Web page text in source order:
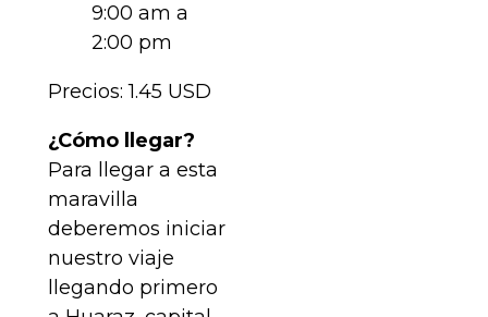
9:00 am a
2:00 pm
Precios: 1.45 USD
¿Cómo llegar?
Para llegar a esta
maravilla
deberemos iniciar
nuestro viaje
llegando primero